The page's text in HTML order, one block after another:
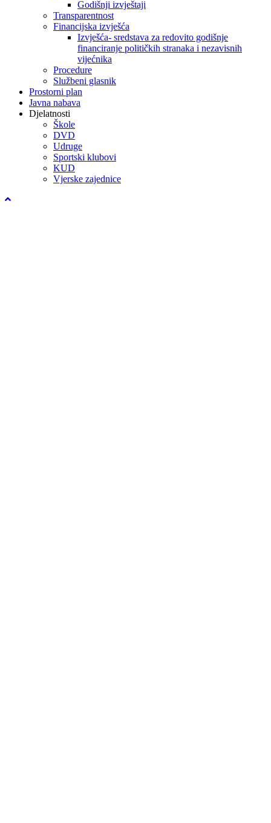
Godišnji izvještaji
Transparentnost
Financijska izvješća
Izvješća- sredstava za redovito godišnje
financiranje političkih stranaka i nezavisnih
vijećnika
Procedure
Službeni glasnik
Prostorni plan
Javna nabava
Djelatnosti
Škole
DVD
Udruge
Sportski klubovi
KUD
Vjerske zajednice